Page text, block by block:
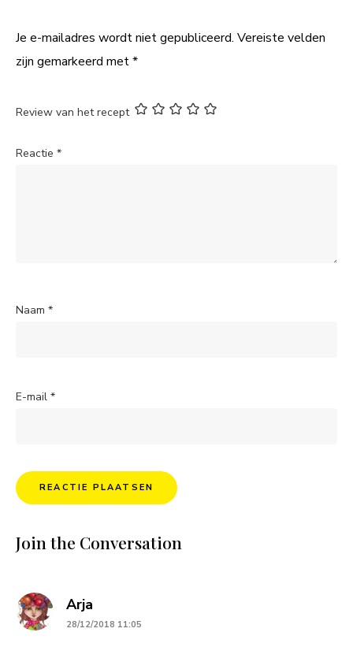
Je e-mailadres wordt niet gepubliceerd. Vereiste velden
zijn gemarkeerd met*
Review van het recept
Reactie *
Naam *
E-mail *
Join the Conversation
Arja
28/12/2018 11:05